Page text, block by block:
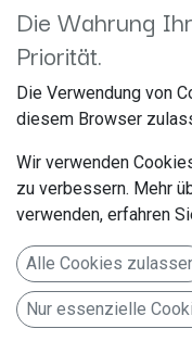
Jehnert 11080 Radio-
MBUX Mercedes
Hersteller: Jehnert
Artikelnummer: 11080
Die Wahrung
Priorität.
Die Verwendung von
diesem Browser
Wir verwenden
zu verbessern. Mehr
verwenden, erfahren
Alle Cookies
Nur essenzielle